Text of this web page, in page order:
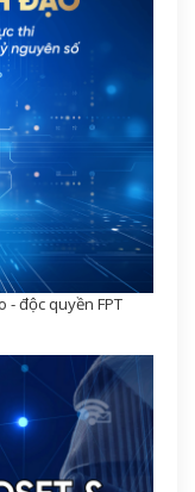
- độc quyền FPT